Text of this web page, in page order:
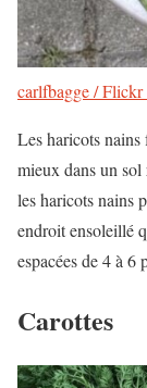
carlfbagge /
Les haricots
mieux dans un
les haricots nains
endroit ensoleillé
espacées de 4 à 6
Carottes